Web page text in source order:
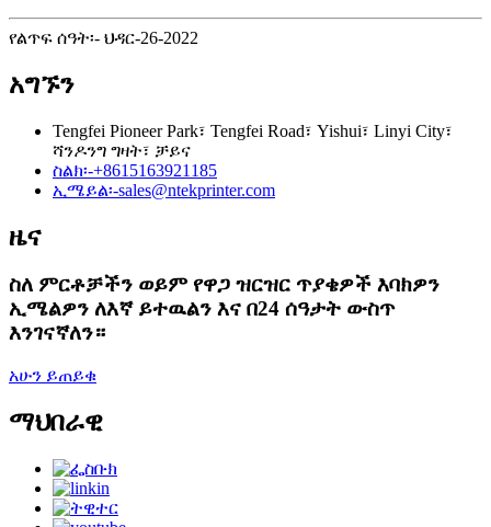
የልጥፍ ሰዓት፡- ህዳር-26-2022
አግኙን
Tengfei Pioneer Park፣ Tengfei Road፣ Yishui፣ Linyi City፣
ሻንዶንግ ግዛት፣ ቻይና
ስልክ፡-+8615163921185
ኢሜይል፡-sales@ntekprinter.com
ዜና
ስለ ምርቶቻችን ወይም የዋጋ ዝርዝር ጥያቄዎች እባክዎን
ኢሜልዎን ለእኛ ይተዉልን እና በ24 ሰዓታት ውስጥ
እንገናኛለን።
አሁን ይጠይቁ
ማህበራዊ